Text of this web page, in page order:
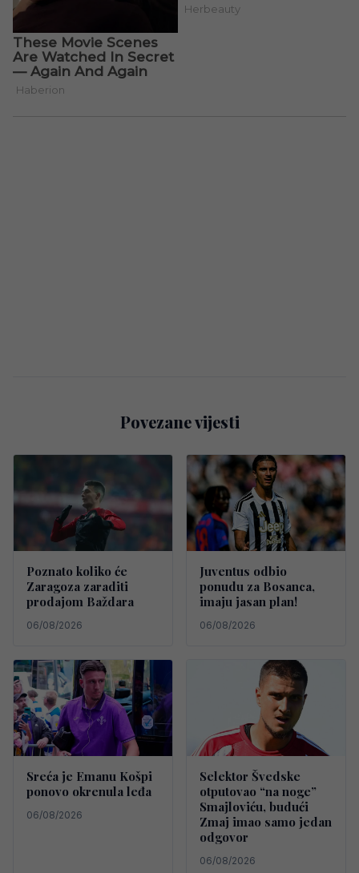
Povezane vijesti
Poznato koliko će
Zaragoza zaraditi
prodajom Baždara
06/08/2026
Juventus odbio
ponudu za Bosanca,
imaju jasan plan!
06/08/2026
Sreća je Emanu Košpi
ponovo okrenula leđa
06/08/2026
Selektor Švedske
otputovao “na noge”
Smajloviću, budući
Zmaj imao samo jedan
odgovor
06/08/2026